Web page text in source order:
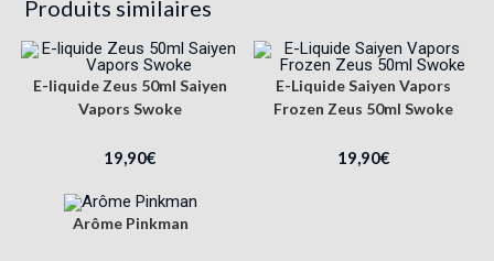
Produits similaires
E-liquide Zeus 50ml Saiyen
Vapors Swoke
19,90€
E-Liquide Saiyen Vapors
Frozen Zeus 50ml Swoke
19,90€
Arôme Pinkman